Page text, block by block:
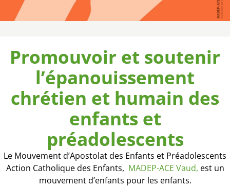
Promouvoir et soutenir
l’épanouissement
chrétien et humain des
enfants et
préadolescents
Le Mouvement d’Apostolat des Enfants et Préadolescents
Action Catholique des Enfants, MADEP-ACE Vaud, est un
mouvement d’enfants pour les enfants.